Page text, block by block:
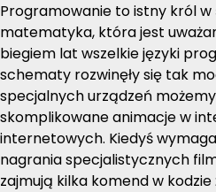
Programowanie to istny król w
matematyka, która jest
biegiem lat wszelkie języki
schematy rozwinęły się tak
specjalnych urządzeń
skomplikowane animacje w
internetowych. Kiedyś
nagrania specjalistycznych
zajmują kilka komend w